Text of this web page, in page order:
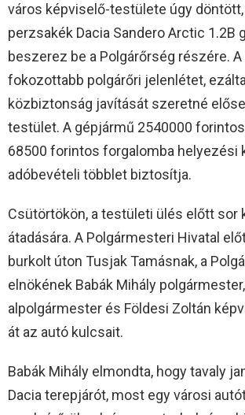
város képviselő-testülete úgy
perzsakék Dacia Sandero Arctic 1.2B
beszerez be a Polgárőrség részére.
fokozottabb polgárőri jelenlétet,
közbiztonság javítását szeretné
testület. A gépjármű 2540000
68500 forintos forgalomba helyezési
adóbevételi többlet biztosítja.
Csütörtökön, a testületi ülés előtt sor
átadására. A Polgármesteri Hivatal
burkolt úton Tusjak Tamásnak, a
elnökének Babák Mihály polgármester,
alpolgármester és Földesi Zoltán
át az autó kulcsait.
Babák Mihály elmondta, hogy tavaly
Dacia terepjárót, most egy városi